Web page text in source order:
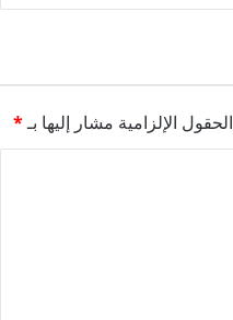
الحقول الإلزامية مشار إليها بـ*